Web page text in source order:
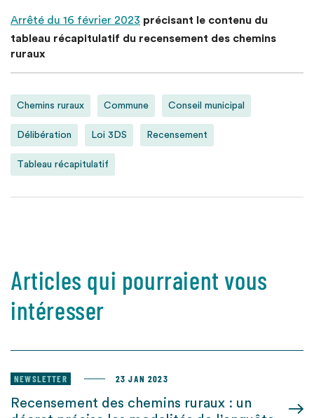
Arrêté du 16 février 2023 précisant le contenu du
tableau récapitulatif du recensement des chemins
ruraux
Chemins ruraux Commune Conseil municipal
Délibération Loi 3DS Recensement
Tableau récapitulatif
Articles qui pourraient vous
intéresser
NEWSLETTER 23 JAN 2023
Recensement des chemins ruraux : un